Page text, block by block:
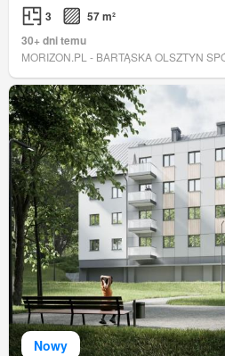
3
57 m²
30+ dni temu
Nowy